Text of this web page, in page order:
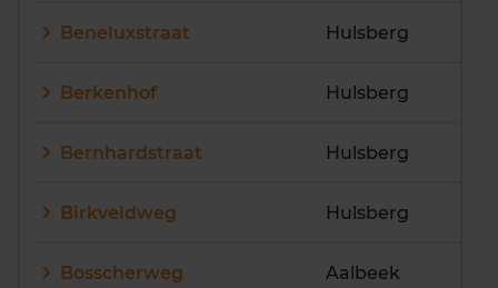
Beneluxstraat Hulsberg
Berkenhof Hulsberg
Bernhardstraat Hulsberg
Birkveldweg Hulsberg
Bosscherweg Aalbeek